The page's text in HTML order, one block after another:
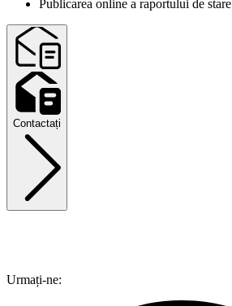
Publicarea online a raportului de stare
Contactați
Urmați-ne: